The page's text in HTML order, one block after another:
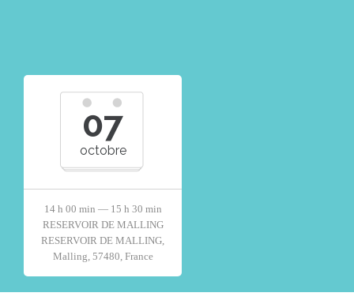
07
octobre
14 h 00 min — 15 h 30 min
RESERVOIR DE MALLING
RESERVOIR DE MALLING,
Malling, 57480, France